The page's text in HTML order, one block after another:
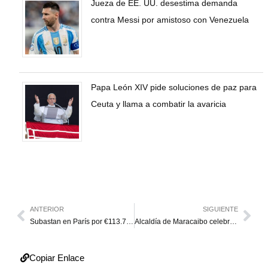
Jueza de EE. UU. desestima demanda
contra Messi por amistoso con Venezuela
Papa León XIV pide soluciones de paz para
Ceuta y llama a combatir la avaricia
ANTERIOR SIGUIENTE
Alcaldía de Maracaibo celebra el Día Nacional del Artista Plástico con la colectiva “Ingenio, Luz y Color”
Copiar Enlace